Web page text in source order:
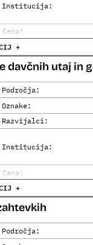
Institucija:
Cena:
Analiza učinka na
Analiza učinka na
+
davčnih utaj in
Področja:
Oznake:
Razvijalci:
Institucija:
Cena:
Trajanje licence:
Analiza učinka na
+
Področja: